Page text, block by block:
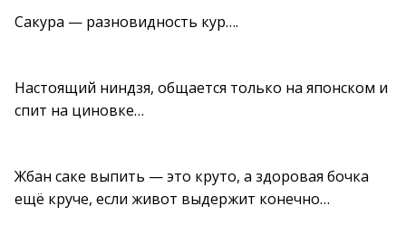
Сакура — разновидность кур….
Настоящий ниндзя, общается только на японском и
спит на циновке…
Жбан саке выпить — это круто, а здоровая бочка
ещё круче, если живот выдержит конечно…